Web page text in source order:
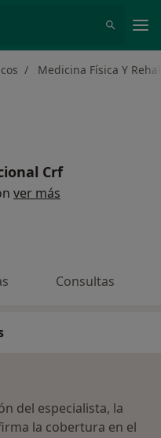
Medicina Física Y
Crf
ver más
Consultas
del especialista, la
la cobertura en el